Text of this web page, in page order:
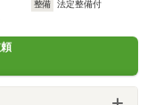
整備
法定整備付